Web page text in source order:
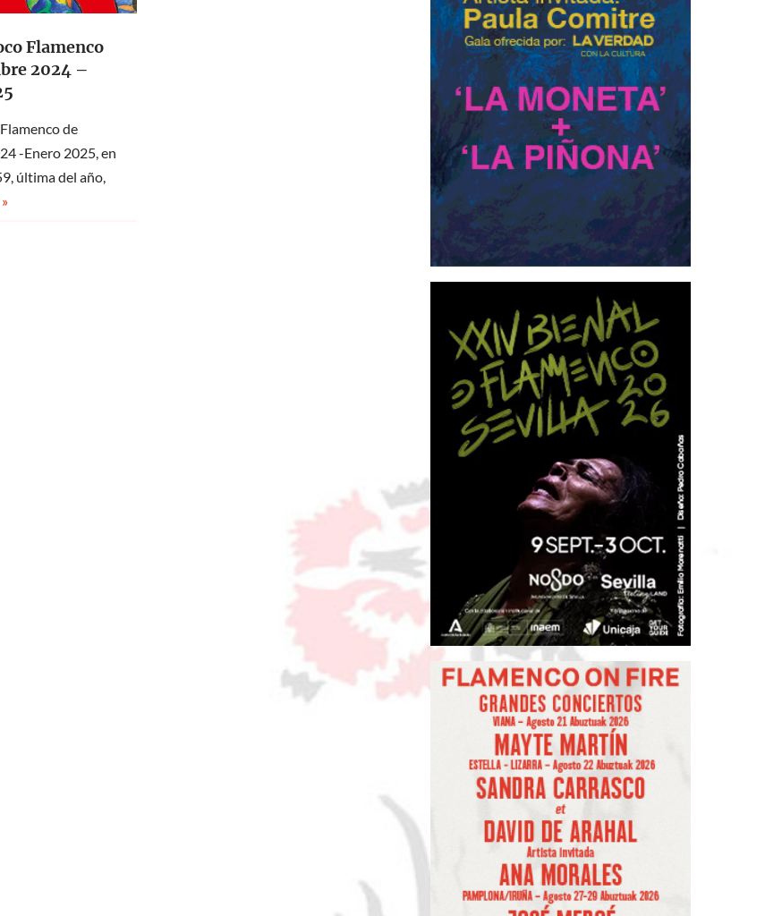
Flamenco
2024 –
de
-Enero 2025, en
última del año,